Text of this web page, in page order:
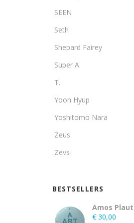
SEEN
Seth
Shepard Fairey
Super A
T.
Yoon Hyup
Yoshitomo Nara
Zeus
Zevs
BESTSELLERS
Amos
€ 30,00